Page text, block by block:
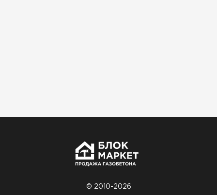
Олег Мельников
Газобетон соответствует заявленным
© 2010-2026